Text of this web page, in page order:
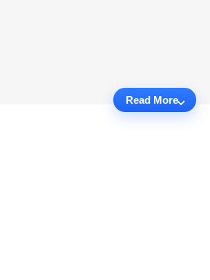
Read More